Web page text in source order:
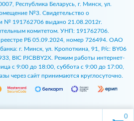
0
Республика Беларусь, г. Минск, ул.
№3. Свидетельство о
№ 191762706 выдано 21.08.2012г.
комитетом. УНП: 191762706.
реестре РБ 05.09.2024, номер 726494. ОАО
г. Минск, ул. Кропоткина, 91, Р/с: BY06
BIC PJCBBY2X. Режим работы интернет-
с 9:00 до 18:00, суббота с 9:00 до 17:00,
через сайт принимаются круглосуточно.